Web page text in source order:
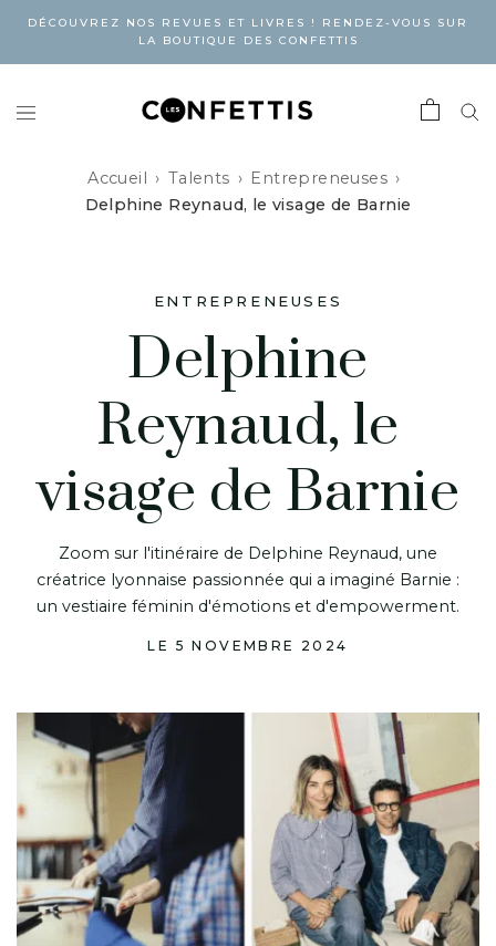
DÉCOUVREZ NOS REVUES ET LIVRES ! RENDEZ-VOUS SUR
LA BOUTIQUE DES CONFETTIS
Accueil Talents
Entrepreneuses
Delphine Reynaud, le visage de Barnie
ENTREPRENEUSES
Delphine
Reynaud, le
visage de Barnie
Zoom sur l'itinéraire de Delphine Reynaud, une
créatrice lyonnaise passionnée qui a imaginé Barnie :
un vestiaire féminin d'émotions et d'empowerment.
LE 5 NOVEMBRE 2024